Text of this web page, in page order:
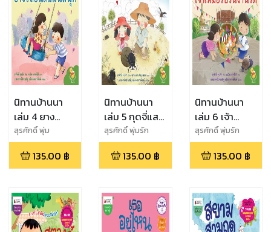
นิทานบ้านนา
เล่ม 4 ยาง
รถยนต์แสน
สนุก
สุรศักดิ์ พุ่ม
รัก,คณิต ภาพย์ธิติ
135.00 ฿
นิทานบ้านนา
เล่ม 5 กุดจี่แสน
อร่อย (eb)
สุรศักดิ์ พุ่มรัก
135.00 ฿
นิทานบ้านนา
เล่ม 6 เจ้า
เหมียวป่วนงาน
วัด (eb)
สุรศักดิ์ พุ่มรัก
135.00 ฿